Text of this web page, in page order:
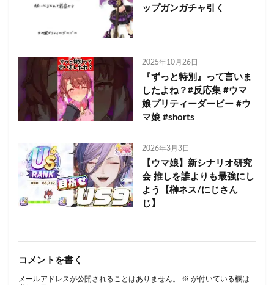
ップガンガチャ引く
2025年10月26日
『ずっと特別』って言いま
したよね？#反応集 #ウマ
娘プリティーダービー #ウ
マ娘 #shorts
2026年3月3日
【ウマ娘】新シナリオ研究
会 推しを誰よりも最強にし
よう【榊ネス/にじさん
じ】
コメントを書く
メールアドレスが公開されることはありません。 ※ が付いている欄は